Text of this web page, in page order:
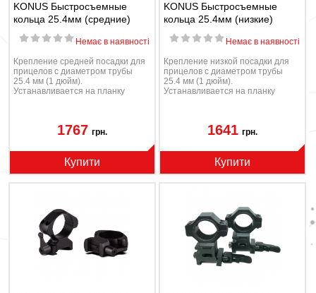
KONUS Быстросъемные
кольца 25.4мм (средние)
Немає в наявності
Крепление средней посадки для
прицелов с диаметром трубы
25.4 мм (1 дюйм).
Устанавливается на планку
1767 грн.
Купити
KONUS Быстросъемные
кольца 25.4мм (низкие)
Немає в наявності
Крепление низкой посадки для
прицелов с диаметром трубы
25.4 мм (1 дюйм).
Устанавливается на планку
1641 грн.
Купити